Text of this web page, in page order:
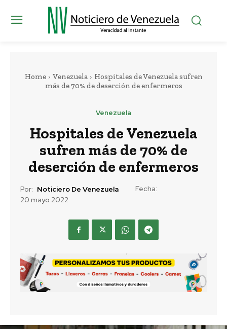
Home Venezuela
Hospitales de Venezuela sufren
más de 70% de deserción de enfermeros
Venezuela
Hospitales de Venezuela
sufren más de 70% de
deserción de enfermeros
Por: Noticiero De Venezuela
Fecha:
20 mayo 2022